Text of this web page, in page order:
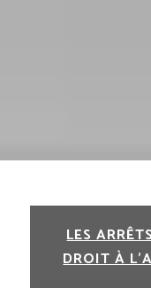
LES
DROIT À